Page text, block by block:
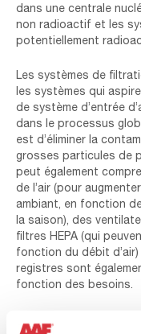
dans une centrale
non radioactif et les
potentiellement
Les systèmes de
les systèmes qui
de système d’entrée
dans le processus
est d’éliminer la
grosses particules de
peut également
de l’air (pour
ambiant, en fonction
la saison), des
filtres HEPA (qui
fonction du débit
registres sont
fonction des besoins.